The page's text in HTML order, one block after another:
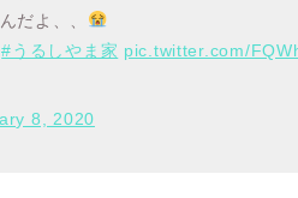
だよ、、
#うるしやま家 pic.twitter.com/
8, 2020